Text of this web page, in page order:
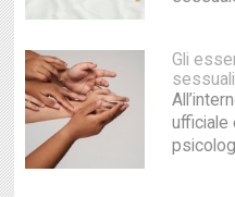
Gli
ufficiale